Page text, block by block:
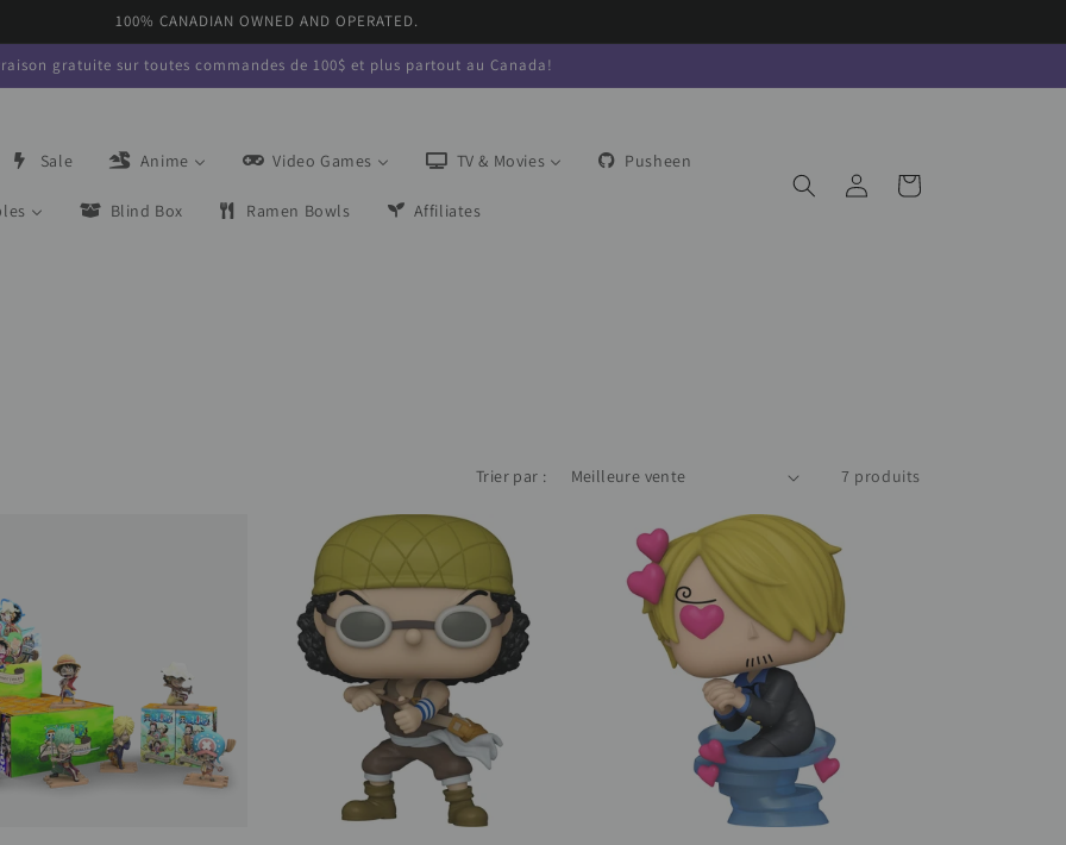
100% CANADIAN OWNED AND OPERATED.
gratuite sur toutes commandes de 100$ et plus partout au Canada!
Sale Anime Video Games TV & Movies Pusheen
Blind Box Ramen Bowls Affiliates
ConnexionChariot
Trier par : 7 produits